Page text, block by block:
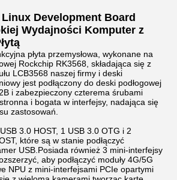
Development Board
Wydajności Komputer z
płyta przemysłowa, wykonane na
Rockchip RK3568, składająca się z
LCB3568 naszej firmy i deski
jest podłączony do deski podłogowej
i zabezpieczony czterema śrubami
i bogata w interfejsy, nadająca się
zastosowań.
3.0 HOST, 1 USB 3.0 OTG i 2
które są w stanie podłączyć
USB.Posiada również 3 mini-interfejsy
aby podłączyć moduły 4G/5G
NPU z mini-interfejsami PCIe opartymi